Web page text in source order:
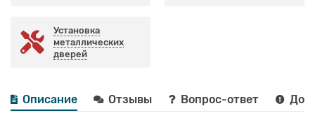
Установка
металлических
дверей
Описание Отзывы Вопрос-ответ